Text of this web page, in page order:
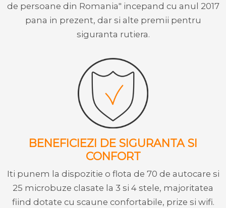
de persoane din Romania" incepand cu anul 2017
pana in prezent, dar si alte premii pentru
siguranta rutiera.
BENEFICIEZI DE SIGURANTA SI
CONFORT
Iti punem la dispozitie o flota de 70 de autocare si
25 microbuze clasate la 3 si 4 stele, majoritatea
fiind dotate cu scaune confortabile, prize si wifi.